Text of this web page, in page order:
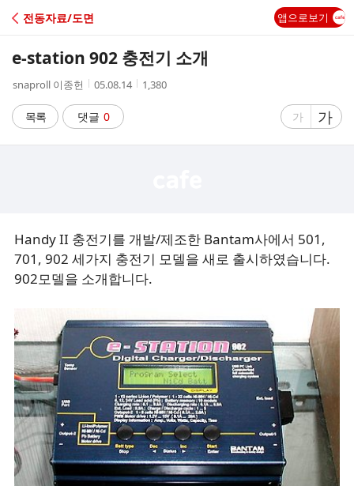
C
A
전동자료/도면 앱으로보기
e-station 902 충전기 소개
작
자
snaproll 이종헌
작
시
간
05.08.14
조
1,380
목록 댓글 0
글
게
가
글
자
게
가
Handy II 충전기를 개발/제조한 Bantam사에서 501,
701, 902 세가지 충전기 모델을 새로 출시하였습니다.
902모델을 소개합니다.